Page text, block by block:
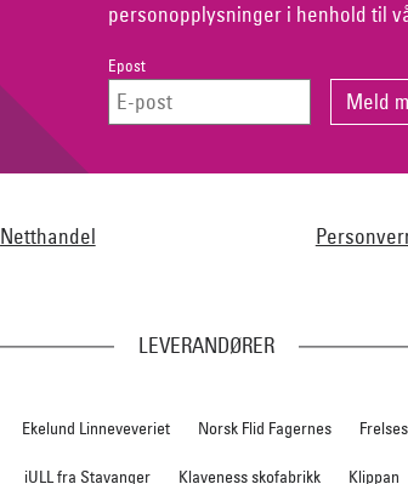
personopplysninger i henhold til
Epost
Netthandel
LEVERANDØRER
Ekelund Linneveveriet Norsk Flid Fagernes
iULL fra Stavanger Klaveness skofabrikk Klippan